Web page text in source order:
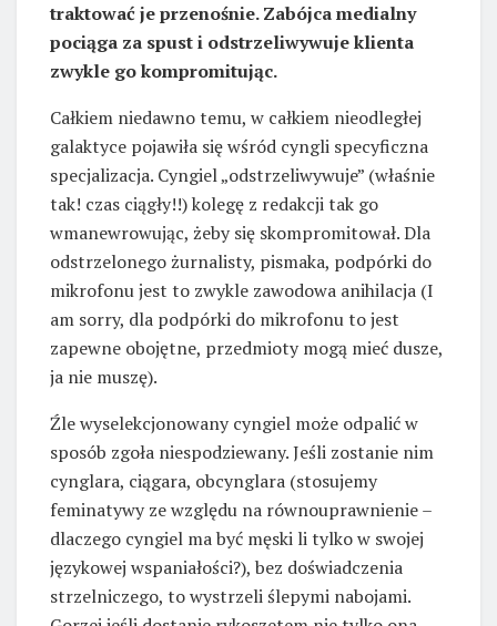
traktować je przenośnie. Zabójca medialny
pociąga za spust i odstrzeliwywuje klienta
zwykle go kompromitując.
Całkiem niedawno temu, w całkiem nieodległej
galaktyce pojawiła się wśród cyngli specyficzna
specjalizacja. Cyngiel „odstrzeliwywuje” (właśnie
tak! czas ciągły!!) kolegę z redakcji tak go
wmanewrowując, żeby się skompromitował. Dla
odstrzelonego żurnalisty, pismaka, podpórki do
mikrofonu jest to zwykle zawodowa anihilacja (I
am sorry, dla podpórki do mikrofonu to jest
zapewne obojętne, przedmioty mogą mieć dusze,
ja nie muszę).
Źle wyselekcjonowany cyngiel może odpalić w
sposób zgoła niespodziewany. Jeśli zostanie nim
cynglara, ciągara, obcynglara (stosujemy
feminatywy ze względu na równouprawnienie –
dlaczego cyngiel ma być męski li tylko w swojej
językowej wspaniałości?), bez doświadczenia
strzelniczego, to wystrzeli ślepymi nabojami.